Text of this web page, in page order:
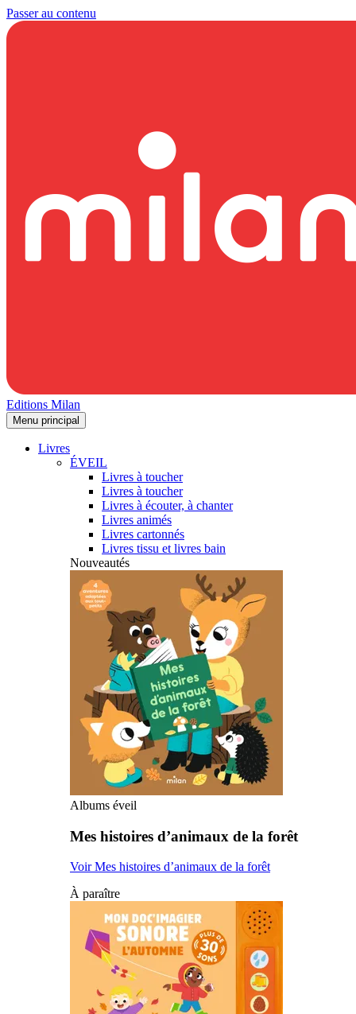
Passer au contenu
Editions Milan
Menu principal
Livres
ÉVEIL
Livres à toucher
Livres à toucher
Livres à écouter, à chanter
Livres animés
Livres cartonnés
Livres tissu et livres bain
Nouveautés
Albums éveil
Mes histoires d’animaux de la forêt
Voir Mes histoires d’animaux de la forêt
À paraître